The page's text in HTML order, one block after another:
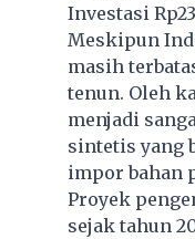
Investasi
Meskipun
masih
tenun. Oleh
menjadi
sintetis yang
impor bahan
Proyek
sejak tahun